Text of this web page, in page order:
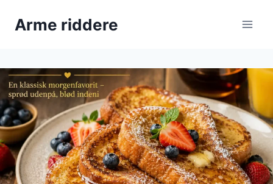
Arme riddere